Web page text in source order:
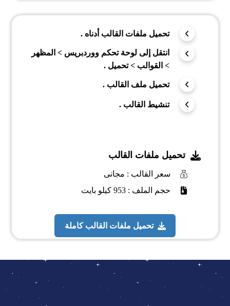
تحميل ملفات القالب أدناه .
انتقل إلى لوحة تحكم ووردبريس > المظهر
> القوالب > تحميل .
تحميل ملف القالب .
تنشيط القالب .
تحميل ملفات القالب
سعر القالب : مجانى
حجم الملف : 953 كيلو بايت
تحميل ملفات القالب كاملة